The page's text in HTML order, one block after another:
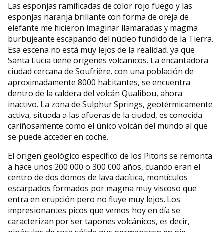
Las esponjas ramificadas de color rojo fuego y las
esponjas naranja brillante con forma de oreja de
elefante me hicieron imaginar llamaradas y magma
burbujeante escapando del núcleo fundido de la Tierra.
Esa escena no está muy lejos de la realidad, ya que
Santa Lucía tiene orígenes volcánicos. La encantadora
ciudad cercana de Soufrière, con una población de
aproximadamente 8000 habitantes, se encuentra
dentro de la caldera del volcán Qualibou, ahora
inactivo. La zona de Sulphur Springs, geotérmicamente
activa, situada a las afueras de la ciudad, es conocida
cariñosamente como el único volcán del mundo al que
se puede acceder en coche.
El origen geológico específico de los Pitons se remonta
a hace unos 200 000 o 300 000 años, cuando eran el
centro de dos domos de lava dacítica, montículos
escarpados formados por magma muy viscoso que
entra en erupción pero no fluye muy lejos. Los
impresionantes picos que vemos hoy en día se
caracterizan por ser tapones volcánicos, es decir,